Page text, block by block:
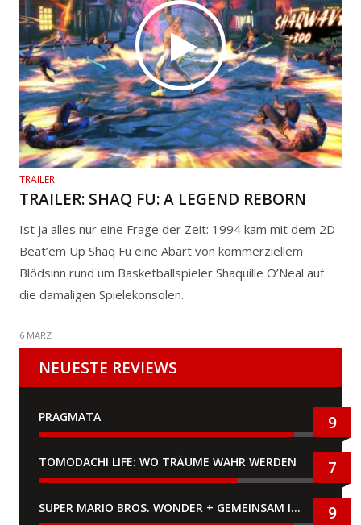
TRAILER
TRAILER: SHAQ FU: A LEGEND REBORN
Ist ja alles nur eine Frage der Zeit: 1994 kam mit dem 2D-
Beat’em Up Shaq Fu eine Abart von kommerziellem
Blödsinn rund um Basketballspieler Shaquille O’Neal auf
die damaligen Spielekonsolen.
6 MÄRZ
NEUESTE REVIEWS
PRAGMATA 9
TOMODACHI LIFE: WO TRÄUME WAHR WERDEN 7
SUPER MARIO BROS. WONDER + GEMEINSAM IM BELLABEL-PARK 9